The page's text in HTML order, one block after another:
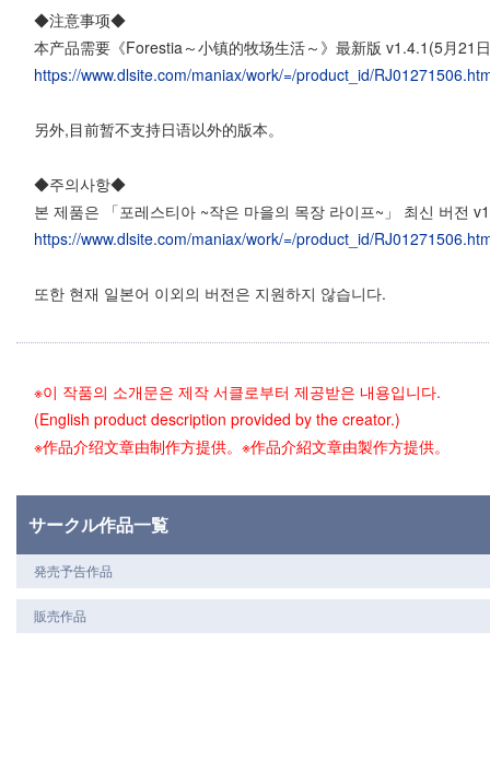
◆注意事项◆
本产品需要《Forestia～小镇的牧场生活～》最新版 v1.4.1(5月21
https://www.dlsite.com/maniax/work/=/product_id/
另外,目前暂不支持日语以外的版本。
◆주의사항◆
본 제품은 「포레스티아 ~작은 마을의 목장 라이프~」 최신 버전
https://www.dlsite.com/maniax/work/=/product_id/
또한 현재 일본어 이외의 버전은 지원하지 않습니다.
※이 작품의 소개문은 제작 서클로부터 제공받은 내용입니다.
(English product description provided by the creator.)
※作品介绍文章由制作方提供。 ※作品介紹文章由製作方提供。
サークル作品一覧
発売予告作品
販売作品